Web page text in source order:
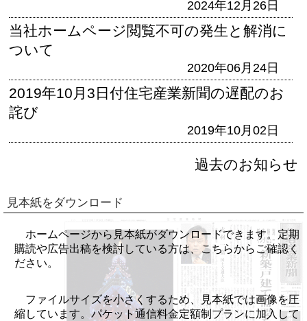
2024年12月26日
当社ホームページ閲覧不可の発生と解消に
ついて
2020年06月24日
2019年10月3日付住宅産業新聞の遅配のお
詫び
2019年10月02日
過去のお知らせ
見本紙をダウンロード
ホームページから見本紙がダウンロードできます。定期
購読や広告出稿を検討している方は、こちらからご確認く
ださい。
ファイルサイズを小さくするため、見本紙では画像を圧
縮しています。パケット通信料金定額制プランに加入して